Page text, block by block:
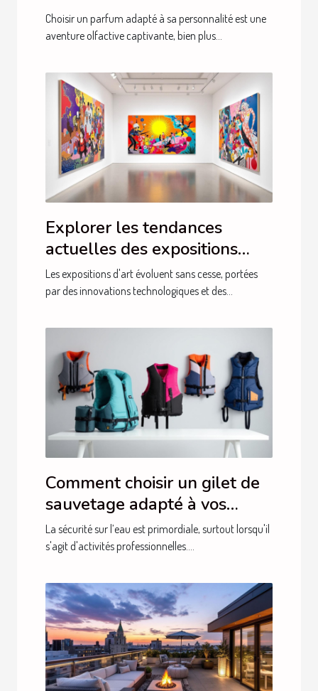
personnalité?
Choisir un parfum adapté à sa personnalité est une
aventure olfactive captivante, bien plus...
Explorer les tendances
actuelles des expositions
d'art
Les expositions d'art évoluent sans cesse, portées
par des innovations technologiques et des...
Comment choisir un gilet de
sauvetage adapté à vos
besoins professionnels ?
La sécurité sur l’eau est primordiale, surtout lorsqu'il
s'agit d'activités professionnelles....